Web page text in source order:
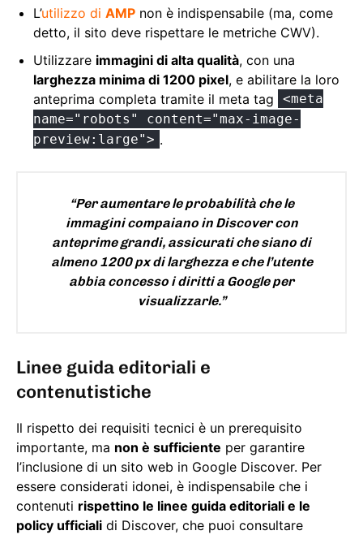
L’utilizzo di AMP non è indispensabile (ma, come
detto, il sito deve rispettare le metriche CWV).
Utilizzare immagini di alta qualità, con una
larghezza minima di 1200 pixel, e abilitare la loro
anteprima completa tramite il meta tag
<meta
name="robots" content="max-image-
preview:large"> .
“Per aumentare le probabilità che le
immagini compaiano in Discover con
anteprime grandi, assicurati che siano di
almeno 1200 px di larghezza e che l’utente
abbia concesso i diritti a Google per
visualizzarle.”
Linee guida editoriali e
contenutistiche
Il rispetto dei requisiti tecnici è un prerequisito
importante, ma non è sufficiente per garantire
l’inclusione di un sito web in Google Discover. Per
essere considerati idonei, è indispensabile che i
contenuti rispettino le linee guida editoriali e le
policy ufficiali di Discover, che puoi consultare